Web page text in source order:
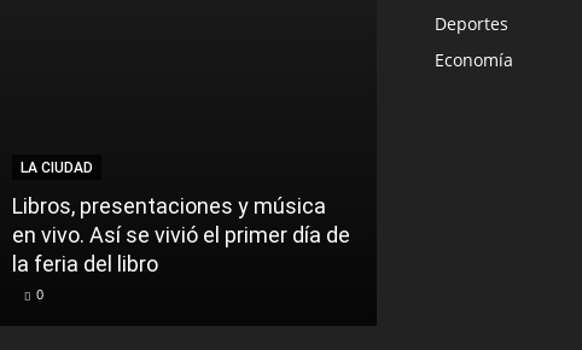
LA CIUDAD
Libros, presentaciones y música
en vivo. Así se vivió el primer día de
la feria del libro
0
Deportes
Economía